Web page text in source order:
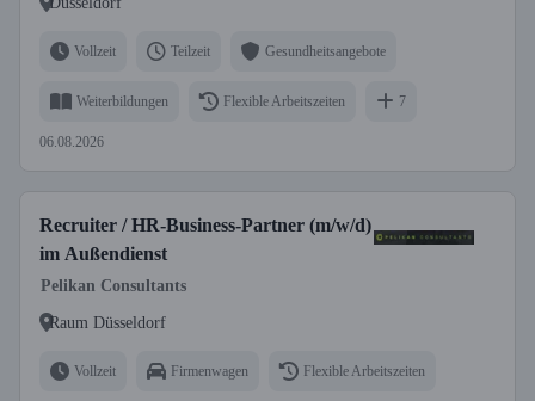
Vollzeit Teilzeit Gesundheitsangebote
Weiterbildungen Flexible Arbeitszeiten 7
06.08.2026
Recruiter / HR-Business-Partner (m/w/d)
im Außendienst
Pelikan Consultants
Raum Düsseldorf
Vollzeit Firmenwagen Flexible Arbeitszeiten